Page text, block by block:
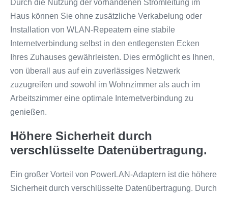
Durch die Nutzung der vorhandenen Stromleitung im
Haus können Sie ohne zusätzliche Verkabelung oder
Installation von WLAN-Repeatern eine stabile
Internetverbindung selbst in den entlegensten Ecken
Ihres Zuhauses gewährleisten. Dies ermöglicht es Ihnen,
von überall aus auf ein zuverlässiges Netzwerk
zuzugreifen und sowohl im Wohnzimmer als auch im
Arbeitszimmer eine optimale Internetverbindung zu
genießen.
Höhere Sicherheit durch
verschlüsselte Datenübertragung.
Ein großer Vorteil von PowerLAN-Adaptern ist die höhere
Sicherheit durch verschlüsselte Datenübertragung. Durch